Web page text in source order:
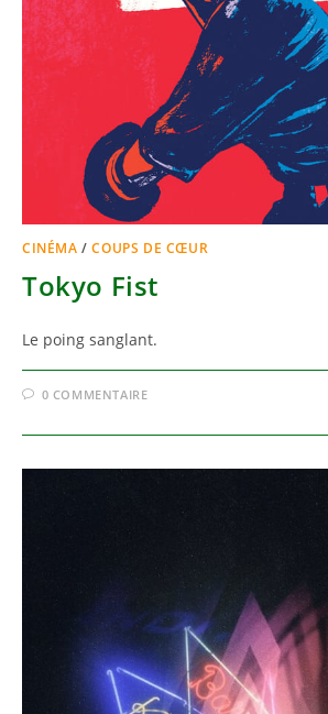
CINÉMA /COUPS DE CŒUR
Tokyo Fist
Le poing sanglant.
0 COMMENTAIRE